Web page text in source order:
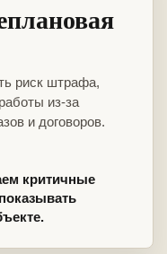
риск штрафа,
из-за
и договоров.
критичные